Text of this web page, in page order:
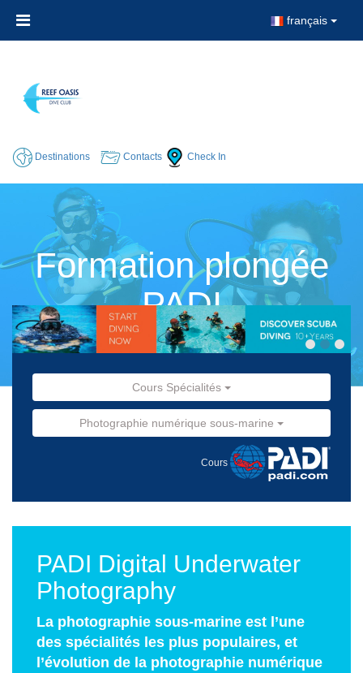
français
Destinations Contacts Check In
Formation plongée
PADI
Cours Spécialités
Photographie numérique sous-marine
Cours
PADI Digital Underwater
Photography
La photographie sous-marine est l’une
des spécialités les plus populaires, et
l’évolution de la photographie numérique